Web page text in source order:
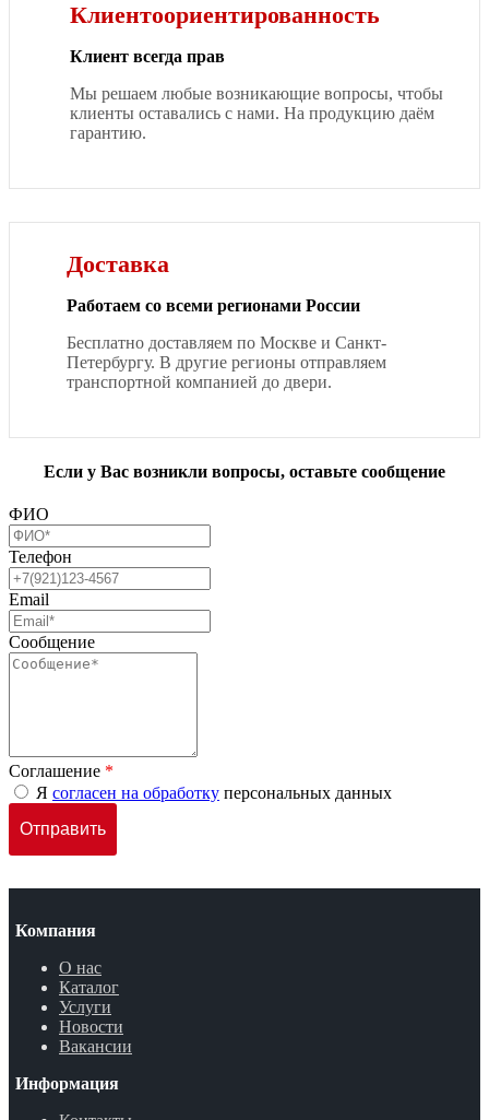
Клиентоориентированность
Клиент всегда прав
Мы решаем любые возникающие вопросы, чтобы
клиенты оставались с нами. На продукцию даём
гарантию.
Доставка
Работаем со всеми регионами России
Бесплатно доставляем по Москве и Санкт-
Петербургу. В другие регионы отправляем
транспортной компанией до двери.
Если у Вас возникли вопросы, оставьте сообщение
ФИО
Телефон
Email
Сообщение
Соглашение *
Я согласен на обработку персональных данных
Компания
О нас
Каталог
Услуги
Новости
Вакансии
Информация